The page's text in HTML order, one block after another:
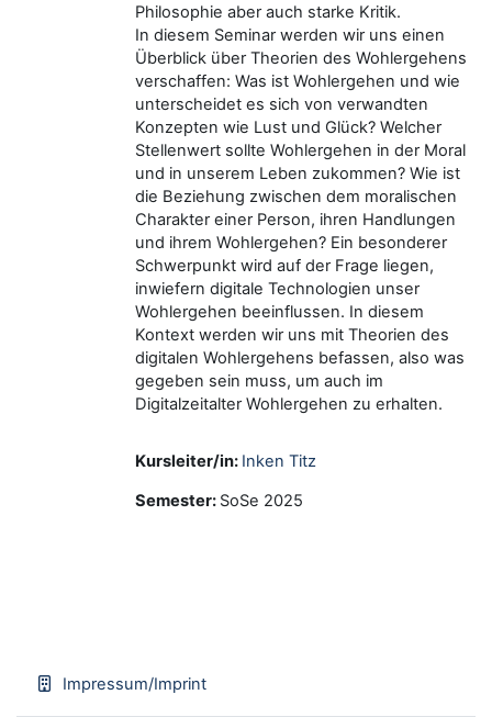
Philosophie aber auch starke Kritik.
In diesem Seminar werden wir uns einen
Überblick über Theorien des Wohlergehens
verschaffen: Was ist Wohlergehen und wie
unterscheidet es sich von verwandten
Konzepten wie Lust und Glück? Welcher
Stellenwert sollte Wohlergehen in der Moral
und in unserem Leben zukommen? Wie ist
die Beziehung zwischen dem moralischen
Charakter einer Person, ihren Handlungen
und ihrem Wohlergehen? Ein besonderer
Schwerpunkt wird auf der Frage liegen,
inwiefern digitale Technologien unser
Wohlergehen beeinflussen. In diesem
Kontext werden wir uns mit Theorien des
digitalen Wohlergehens befassen, also was
gegeben sein muss, um auch im
Digitalzeitalter Wohlergehen zu erhalten.
Kursleiter/in: Inken Titz
Semester: SoSe 2025
Impressum/Imprint